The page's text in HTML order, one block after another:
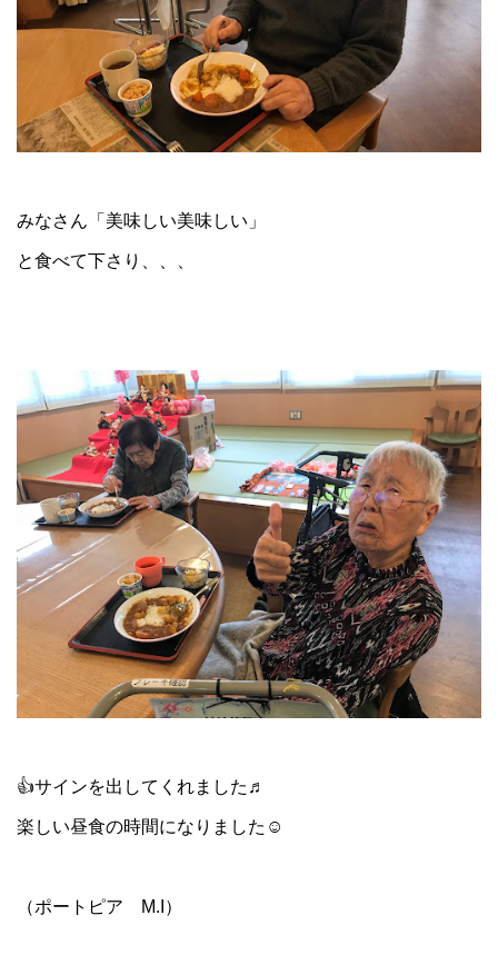
みなさん「美味しい美味しい」
と食べて下さり、、、
👍サインを出してくれました♬
楽しい昼食の時間になりました☺
（ポートピア M.I）